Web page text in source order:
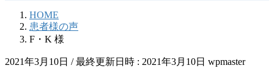
HOME
患者様の声
F・K 様
2021年3月10日 / 最終更新日時 : 2021年3月10日 wpmaster